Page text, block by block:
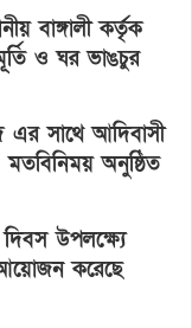
বাঙ্গালী কর্তৃক
ও ঘর ভাঙচুর
এর সাথে আদিবাসী
অনুষ্ঠিত
উপলক্ষ্যে
আয়োজন করেছে